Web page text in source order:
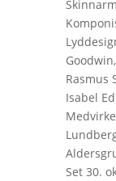
Rasmus
Isabel
Set 30.